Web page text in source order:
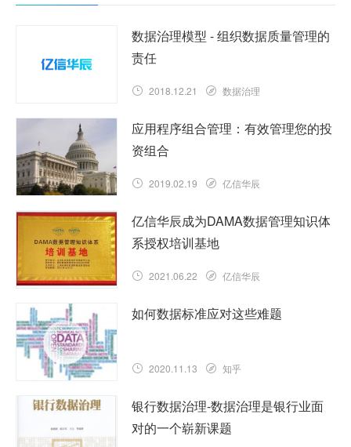
数据治理模型 - 组织数据质量管理的
责任
2018.12.21 数据治理
应用程序组合管理：有效管理您的投
资组合
2019.02.19 亿信华辰
亿信华辰成为DAMA数据管理知识体
系授权培训基地
2021.06.22 亿信华辰
如何数据标准应对这些难题
2020.11.13 知乎
银行数据治理-数据治理是银行业面
对的一个崭新课题